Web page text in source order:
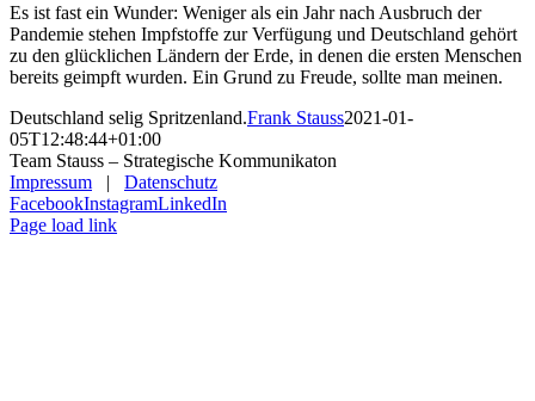
Es ist fast ein Wunder: Weniger als ein Jahr nach Ausbruch der
Pandemie stehen Impfstoffe zur Verfügung und Deutschland gehört
zu den glücklichen Ländern der Erde, in denen die ersten Menschen
bereits geimpft wurden. Ein Grund zu Freude, sollte man meinen.
Deutschland selig Spritzenland.Frank Stauss2021-01-
05T12:48:44+01:00
Team Stauss – Strategische Kommunikaton
Impressum | Datenschutz
FacebookInstagramLinkedIn
Page load link